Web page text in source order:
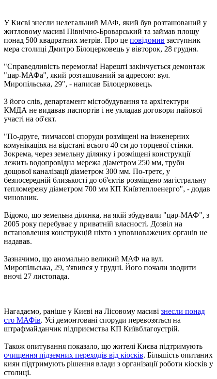
У Києві знесли нелегальний МАФ, який був розташований у
житловому масиві Північно-Броварський та займав площу
понад 500 квадратних метрів. Про це повідомив заступник
мера столиці Дмитро Білоцерковець у вівторок, 28 грудня.
"Справедливість перемогла! Нарешті закінчується демонтаж
"цар-МАФа", який розташований за адресою: вул.
Миропільська, 29", - написав Білоцерковець.
З його слів, департамент містобудування та архітектури
КМДА не видавав паспортів і не укладав договори пайової
участі на об'єкт.
"По-друге, тимчасові споруди розміщені на інженерних
комунікаціях на відстані всього 40 см до торцевої стінки.
Зокрема, через земельну ділянку і розміщені конструкції
лежить водопровідна мережа діаметром 250 мм, труби
дощової каналізації діаметром 300 мм. По-третє, у
безпосередній близькості до об'єктів розміщено магістральну
тепломережу діаметром 700 мм КП Київтеплоенерго", - додав
чиновник.
Відомо, що земельна ділянка, на якій збудували "цар-МАФ", з
2005 року перебуває у приватній власності. Дозвіл на
встановлення конструкцій ніхто з уповноважених органів не
надавав.
Зазначимо, що аномально великий МАФ на вул.
Миропільська, 29, з'явився у грудні. Його почали зводити
вночі 27 листопада.
Нагадаємо, раніше у Києві на Лісовому масиві знесли понад
сто МАФів. Усі демонтовані споруди перевозяться на
штрафмайданчик підприємства КП Київблагоустрій.
Також опитування показало, що жителі Києва підтримують
очищення підземних переходів від кіосків. Більшість опитаних
киян підтримують рішення влади з організації роботи кіосків у
столиці.